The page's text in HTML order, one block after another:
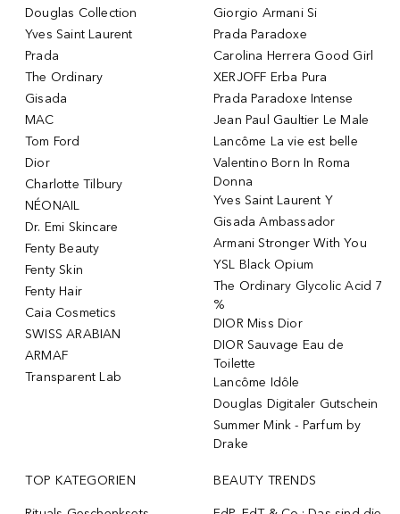
Douglas Collection
Yves Saint Laurent
Prada
The Ordinary
Gisada
MAC
Tom Ford
Dior
Charlotte Tilbury
NÉONAIL
Dr. Emi Skincare
Fenty Beauty
Fenty Skin
Fenty Hair
Caia Cosmetics
SWISS ARABIAN
ARMAF
Transparent Lab
Giorgio Armani Si
Prada Paradoxe
Carolina Herrera Good Girl
XERJOFF Erba Pura
Prada Paradoxe Intense
Jean Paul Gaultier Le Male
Lancôme La vie est belle
Valentino Born In Roma
Donna
Yves Saint Laurent Y
Gisada Ambassador
Armani Stronger With You
YSL Black Opium
The Ordinary Glycolic Acid 7
%
DIOR Miss Dior
DIOR Sauvage Eau de
Toilette
Lancôme Idôle
Douglas Digitaler Gutschein
Summer Mink - Parfum by
Drake
TOP KATEGORIEN BEAUTY TRENDS